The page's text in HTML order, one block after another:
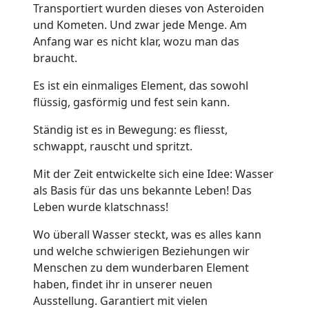
Transportiert wurden dieses von Asteroiden
und Kometen. Und zwar jede Menge. Am
Anfang war es nicht klar, wozu man das
braucht.
Es ist ein einmaliges Element, das sowohl
flüssig, gasförmig und fest sein kann.
Ständig ist es in Bewegung: es fliesst,
schwappt, rauscht und spritzt.
Mit der Zeit entwickelte sich eine Idee: Wasser
als Basis für das uns bekannte Leben! Das
Leben wurde klatschnass!
Wo überall Wasser steckt, was es alles kann
und welche schwierigen Beziehungen wir
Menschen zu dem wunderbaren Element
haben, findet ihr in unserer neuen
Ausstellung. Garantiert mit vielen